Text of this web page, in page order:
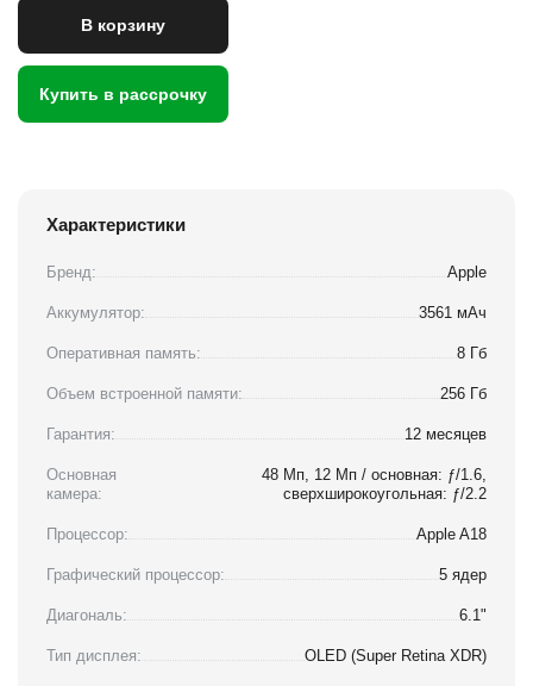
В корзину
Купить в рассрочку
Характеристики
Бренд: Apple
Аккумулятор: 3561 мАч
Оперативная память: 8 Гб
Объем встроенной памяти: 256 Гб
Гарантия: 12 месяцев
Основная
камера:
48 Мп, 12 Мп / основная: ƒ/1.6,
сверхширокоугольная: ƒ/2.2
Процессор: Apple A18
Графический процессор: 5 ядер
Диагональ: 6.1"
Тип дисплея: OLED (Super Retina XDR)